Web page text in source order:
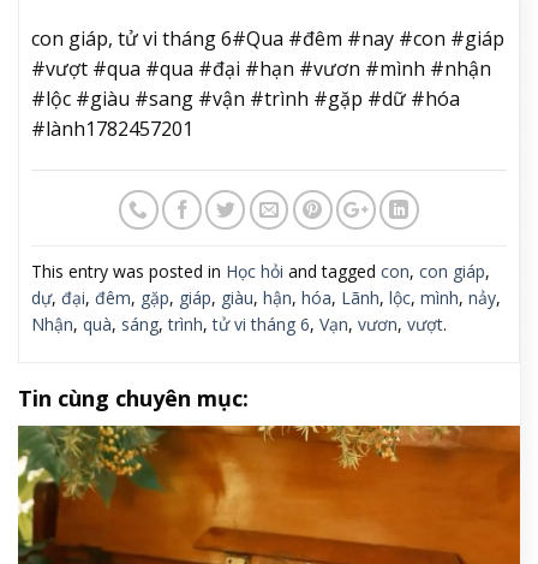
con giáp, tử vi tháng 6#Qua #đêm #nay #con #giáp
#vượt #qua #qua #đại #hạn #vươn #mình #nhận
#lộc #giàu #sang #vận #trình #gặp #dữ #hóa
#lành1782457201
This entry was posted in Học hỏi and tagged con, con giáp,
dự, đại, đêm, gặp, giáp, giàu, hận, hóa, Lãnh, lộc, mình, nảy,
Nhận, quà, sáng,trình,tử vi tháng 6, Vạn, vươn, vượt.
Tin cùng chuyên mục: